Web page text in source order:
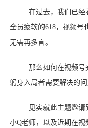
在过去，我们已
全员疲软的618，视频号
无需再多言。
那么如何在视频号
躬身入局者需要解决的
见实就此主题邀请
小Q老师，以及近期在